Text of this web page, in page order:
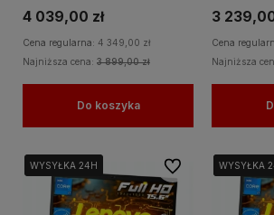
4 039,00 zł
Cena regularna: 4 349,00 zł
Najniższa cena: 3 899,00 zł
Do koszyka
3
Cena
Najniższa
WYSYŁKA 24H
WYSYŁKA 24H Do ulubionychWYSYŁKA
WYSYŁKA
WYSYŁKA